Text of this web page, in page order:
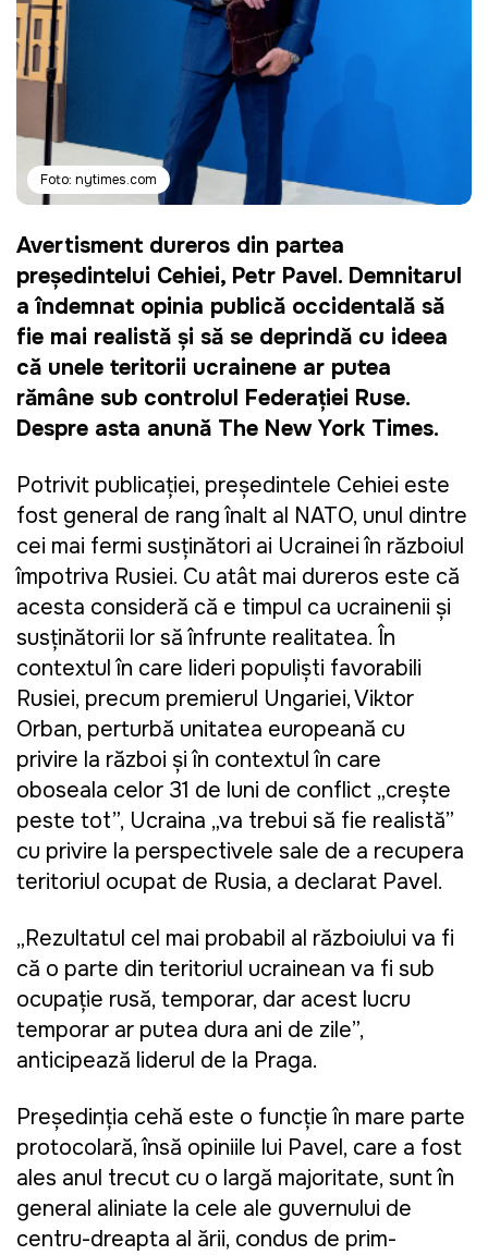
Foto: nytimes.com
Avertisment dureros din partea
președintelui Cehiei, Petr Pavel. Demnitarul
a îndemnat opinia publică occidentală să
fie mai realistă și să se deprindă cu ideea
că unele teritorii ucrainene ar putea
rămâne sub controlul Federației Ruse.
Despre asta anunță The New York Times.
Potrivit publicației, președintele Cehiei este
fost general de rang înalt al NATO, unul dintre
cei mai fermi susținători ai Ucrainei în războiul
împotriva Rusiei. Cu atât mai dureros este că
acesta consideră că e timpul ca ucrainenii și
susținătorii lor să înfrunte realitatea. În
contextul în care lideri populiști favorabili
Rusiei, precum premierul Ungariei, Viktor
Orban, perturbă unitatea europeană cu
privire la război și în contextul în care
oboseala celor 31 de luni de conflict „crește
peste tot”, Ucraina „va trebui să fie realistă”
cu privire la perspectivele sale de a recupera
teritoriul ocupat de Rusia, a declarat Pavel.
„Rezultatul cel mai probabil al războiului va fi
că o parte din teritoriul ucrainean va fi sub
ocupație rusă, temporar, dar acest lucru
temporar ar putea dura ani de zile”,
anticipează liderul de la Praga.
Președinția cehă este o funcție în mare parte
protocolară, însă opiniile lui Pavel, care a fost
ales anul trecut cu o largă majoritate, sunt în
general aliniate la cele ale guvernului de
centru-dreapta al țării, condus de prim-